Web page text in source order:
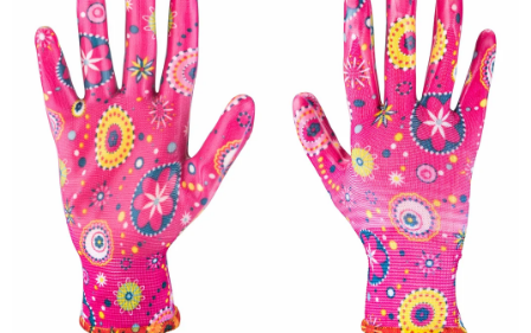
hviezdičiek.